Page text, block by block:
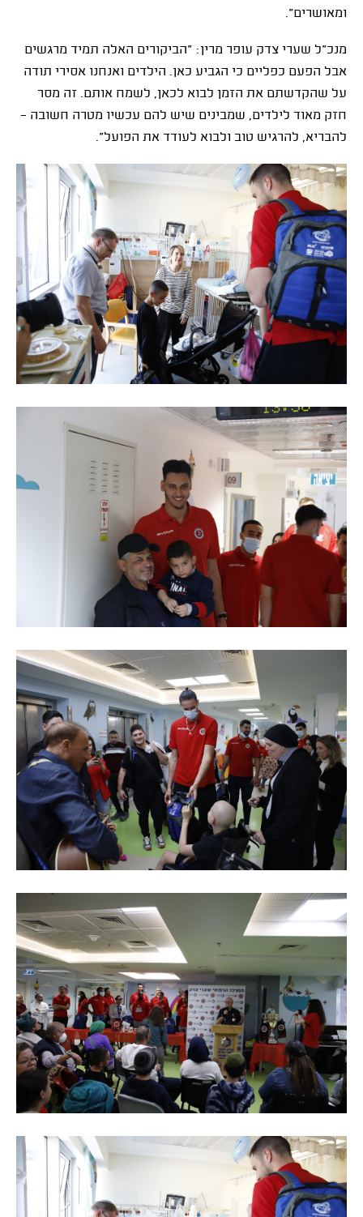
ומאושרים".
מנכ"ל שערי צדק עופר מרין: "הביקורים האלה תמיד מרגשים
אבל הפעם כפליים כי הגביע כאן. הילדים ואנחנו אסירי תודה
על שהקדשתם את הזמן לבוא לכאן, לשמח אותם. זה מסר
חזק מאוד לילדים, שמבינים שיש להם עכשיו מטרה חשובה -
להבריא, להרגיש טוב ולבוא לעודד את הפועל".